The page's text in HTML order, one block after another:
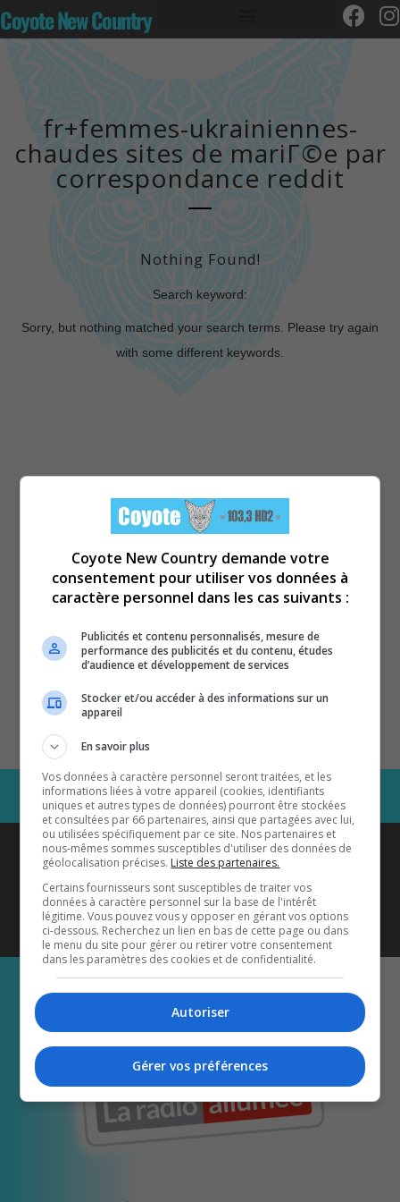
Coyote New Country
fr+femmes-ukrainiennes-
chaudes sites de mariГ©e par
correspondance reddit
Nothing Found!
Search keyword:
Sorry, but nothing matched your search terms. Please try again
with some different keywords.
Coyote New Countryest diffusé
également sur1033 HD2
Écoutez-nous aussi sur…
Coyote New Country demande votre
consentement pour utiliser vos données à
caractère personnel dans les cas suivants :
Publicités et contenu personnalisés, mesure de
performance des publicités et du contenu, études
d’audience et développement de services
Stocker et/ou accéder à des informations sur un
appareil
En savoir plus
Vos données à caractère personnel seront traitées, et les
informations liées à votre appareil (cookies, identifiants
uniques et autres types de données) pourront être stockées
et consultées par 66 partenaires, ainsi que partagées avec lui,
ou utilisées spécifiquement par ce site. Nos partenaires et
nous-mêmes sommes susceptibles d'utiliser des données de
géolocalisation précises. Liste des partenaires.
Certains fournisseurs sont susceptibles de traiter vos
données à caractère personnel sur la base de l'intérêt
légitime. Vous pouvez vous y opposer en gérant vos options
ci-dessous. Recherchez un lien en bas de cette page ou dans
le menu du site pour gérer ou retirer votre consentement
dans les paramètres des cookies et de confidentialité.
Autoriser
Gérer vos préférences